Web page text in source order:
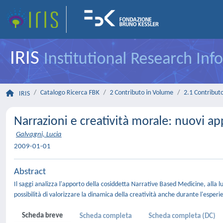
IRISInstitutional Research
IRIS Catalogo Ricerca FBK 2 Contributo in Volume 2.1
Narrazioni e creatività morale: nuovi
Galvagni, Lucia
2009-01-01
Abstract
Il saggi analizza l'apporto della cosiddetta Narrative Based Medicine, alla
possibilità di valorizzare la dinamica della creatività anche durante
Scheda breve Scheda completa Scheda completa (DC)